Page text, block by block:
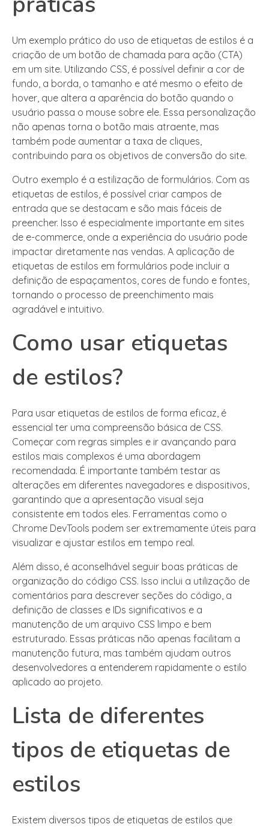
Um exemplo prático do uso de etiquetas de estilos é a
criação de um botão de chamada para ação (CTA)
em um site. Utilizando CSS, é possível definir a cor de
fundo, a borda, o tamanho e até mesmo o efeito de
hover, que altera a aparência do botão quando o
usuário passa o mouse sobre ele. Essa personalização
não apenas torna o botão mais atraente, mas
também pode aumentar a taxa de cliques,
contribuindo para os objetivos de conversão do site.
Outro exemplo é a estilização de formulários. Com as
etiquetas de estilos, é possível criar campos de
entrada que se destacam e são mais fáceis de
preencher. Isso é especialmente importante em sites
de e-commerce, onde a experiência do usuário pode
impactar diretamente nas vendas. A aplicação de
etiquetas de estilos em formulários pode incluir a
definição de espaçamentos, cores de fundo e fontes,
tornando o processo de preenchimento mais
agradável e intuitivo.
Como usar etiquetas
de estilos?
Para usar etiquetas de estilos de forma eficaz, é
essencial ter uma compreensão básica de CSS.
Começar com regras simples e ir avançando para
estilos mais complexos é uma abordagem
recomendada. É importante também testar as
alterações em diferentes navegadores e dispositivos,
garantindo que a apresentação visual seja
consistente em todos eles. Ferramentas como o
Chrome DevTools podem ser extremamente úteis para
visualizar e ajustar estilos em tempo real.
Além disso, é aconselhável seguir boas práticas de
organização do código CSS. Isso inclui a utilização de
comentários para descrever seções do código, a
definição de classes e IDs significativos e a
manutenção de um arquivo CSS limpo e bem
estruturado. Essas práticas não apenas facilitam a
manutenção futura, mas também ajudam outros
desenvolvedores a entenderem rapidamente o estilo
aplicado ao projeto.
Lista de diferentes
tipos de etiquetas de
estilos
Existem diversos tipos de etiquetas de estilos que